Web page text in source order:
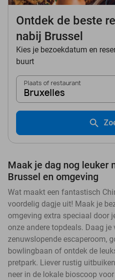
Ontdek de beste
nabij Brussel
Kies je bezoekdatum en
buurt
Plaats of restaurant
Bruxelles
Maak je dag nog leuker
Brussel en omgeving
Wat maakt een fantastisch
voordelig dagje uit! Maak je
omgeving extra speciaal door
onze andere topdeals. Daag je
zenuwslopende escaperoom,
bowlingbaan of ontdek de
pretpark. Liever rustig
neer in de lokale bioscoop